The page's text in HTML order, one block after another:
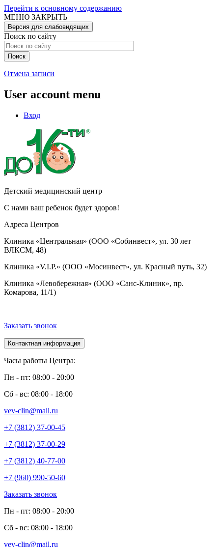
Перейти к основному содержанию
МЕНЮ ЗАКРЫТЬ
Версия для слабовидящих
Поиск по сайту
Отмена записи
User account menu
Вход
Детский медицинский центр
С нами ваш ребенок будет здоров!
Адреса Центров
Клиника «Центральная» (ООО «Собинвест», ул. 30 лет
ВЛКСМ, 48)
Клиника «V.I.P.» (ООО «Мосинвест», ул. Красный путь, 32)
Клиника «Левобережная» (ООО «Санс-Клиник», пр.
Комарова, 11/1)
Заказать звонок
Контактная информация
Часы работы Центра:
Пн - пт: 08:00 - 20:00
Сб - вс: 08:00 - 18:00
vev-clin@mail.ru
+7 (3812) 37-00-45
+7 (3812) 37-00-29
+7 (3812) 40-77-00
+7 (960) 990-50-60
Заказать звонок
Пн - пт: 08:00 - 20:00
Сб - вс: 08:00 - 18:00
vev-clin@mail.ru